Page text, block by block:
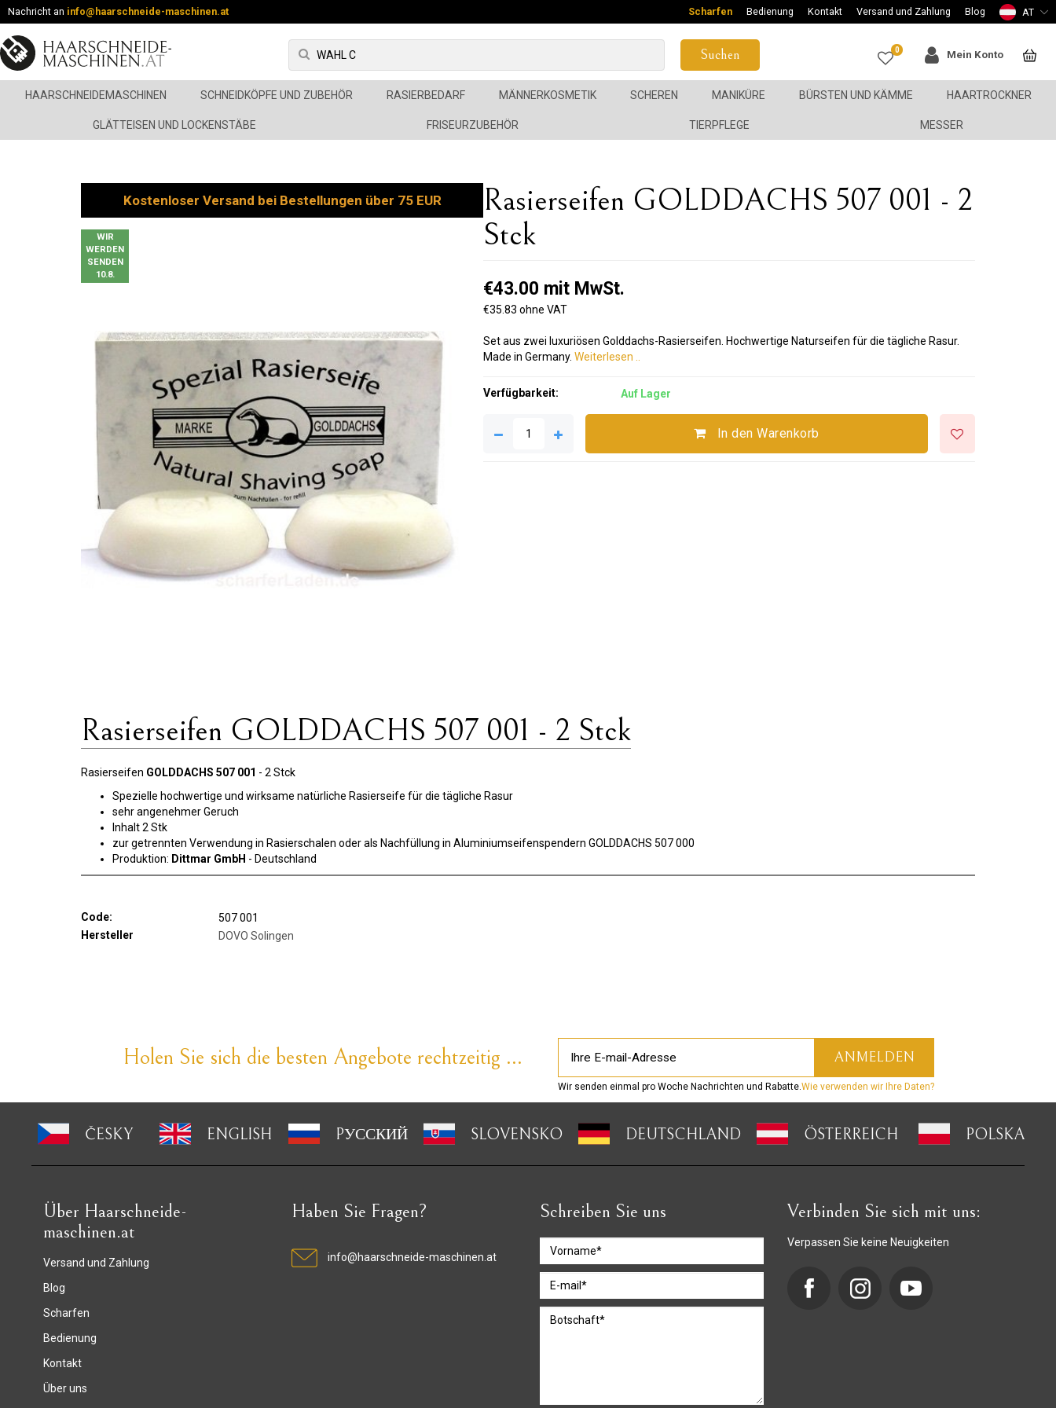
Nachricht an info@haarschneide-maschinen.at Scharfen Bedienung Kontakt Versand und Zahlung Blog AT
Suchen 0 Mein Konto
HAARSCHNEIDEMASCHINEN SCHNEIDKÖPFE UND ZUBEHÖR RASIERBEDARF MÄNNERKOSMETIK SCHEREN MANIKÜRE BÜRSTEN UND KÄMME HAARTROCKNER
GLÄTTEISEN UND LOCKENSTÄBE FRISEURZUBEHÖR TIERPFLEGE MESSER
Kostenloser Versand bei Bestellungen über 75 EUR
WIR
WERDEN
SENDEN
10.8.
Rasierseifen GOLDDACHS 507 001 - 2
Stck
€43.00 mit MwSt.
€35.83 ohne VAT
Set aus zwei luxuriösen Golddachs-Rasierseifen. Hochwertige Naturseifen für die tägliche Rasur.
Made in Germany.Weiterlesen ..
Verfügbarkeit: Auf Lager
In den Warenkorb
Rasierseifen GOLDDACHS 507 001 - 2 Stck
Rasierseifen GOLDDACHS 507 001 - 2 Stck
Spezielle hochwertige und wirksame natürliche Rasierseife für die tägliche Rasur
sehr angenehmer Geruch
Inhalt 2 Stk
zur getrennten Verwendung in Rasierschalen oder als Nachfüllung in Aluminiumseifenspendern GOLDDACHS 507 000
Produktion: Dittmar GmbH - Deutschland
Code:
507 001
Hersteller
DOVO Solingen
Holen Sie sich die besten Angebote rechtzeitig ...
Wir senden einmal pro Woche Nachrichten und Rabatte.Wie verwenden wir Ihre Daten?
ČESKY ENGLISH PУССКИЙ SLOVENSKO DEUTSCHLAND ÖSTERREICH POLSKA
Über Haarschneide-
maschinen.at
Versand und Zahlung
Blog
Scharfen
Bedienung
Kontakt
Über uns
Haben Sie Fragen?
info@haarschneide-maschinen.at
Schreiben Sie uns Verbinden Sie sich mit uns:
Verpassen Sie keine Neuigkeiten